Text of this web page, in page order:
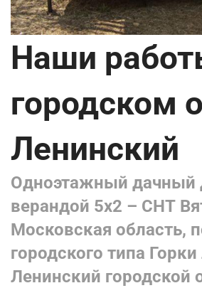
Наши
городском
Ленинский
Одноэтажный дачный
верандой 5х2 – СНТ
Московская область,
городского типа
Ленинский городской